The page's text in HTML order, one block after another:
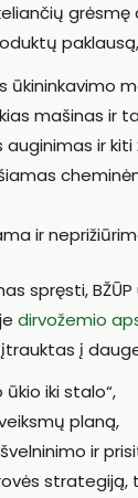
ūkininkavimo
mašinas ir
auginimas ir
ir
spręsti,
dirvožemio
į
iki stalo“,
planą,
ir
strategiją,